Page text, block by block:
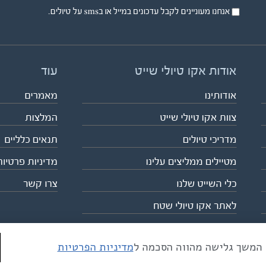
אנחנו מעוניינים לקבל עדכונים במייל או בsms על טיולים.
אודות אקו טיולי שייט
אודותינו
צוות אקו טיולי שייט
מדריכי טיולים
מטיילים ממליצים עלינו
כלי השייט שלנו
לאתר אקו טיולי שטח
עוד
מאמרים
המלצות
תנאים כלליים
מדיניות
צרו קשר
| כתובתנו המסגר 55, תל אביב
המשך גלישה מהווה הסכמה למדיניות הפרטיות